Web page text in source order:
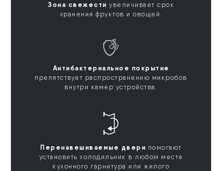
Зона свежести увеличивает срок
хранения фруктов и овощей.
Антибактериальное покрытие
препятствует распространению микробов
внутри камер устройства.
Перенавешиваемые двери помогают
установить холодильник в любом месте
кухонного гарнитура или жилого